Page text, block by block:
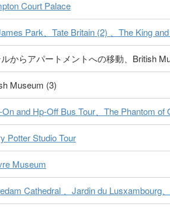
Court Palace
Park、Tate Britain (2) 、The King
からアパートメントへの移動、British
Museum (3)
On and Hp-Off Bus Tour、The Phantom of
Potter Studio Tour
Museum
Cathedral 、Jardin du Lusxambourg